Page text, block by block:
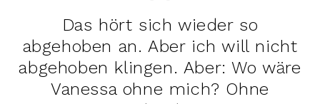
Das hört sich wieder so
abgehoben an. Aber ich will nicht
abgehoben klingen. Aber: Wo wäre
Vanessa ohne mich? Ohne